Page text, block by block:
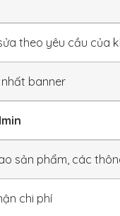
theo yêu cầu của
banner
sản phẩm, các
chi phí